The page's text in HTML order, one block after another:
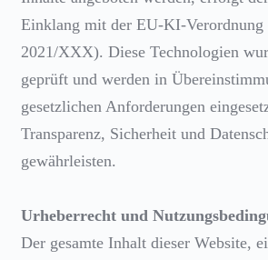
Einklang mit der EU-KI-
2021/XXX). Diese Technologien
geprüft und werden in
gesetzlichen Anforderungen
Transparenz, Sicherheit und
gewährleisten.
Urheberrecht und
Der gesamte Inhalt dieser Website,